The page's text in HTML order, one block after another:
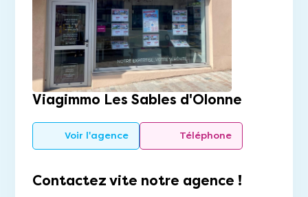
Viagimmo Les Sables d'Olonne
Voir l'agence Téléphone
Contactez vite notre agence !